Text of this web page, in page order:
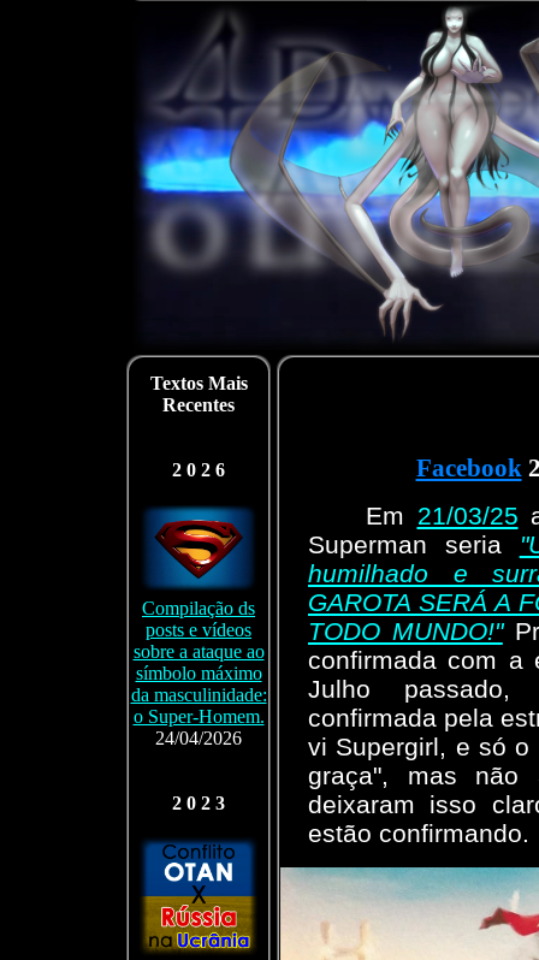
Textos Mais
Recentes
2 0 2 6
Compilação ds
posts e vídeos
sobre a ataque ao
símbolo máximo
da masculinidade:
o Super-Homem.
24/04/2026
2 0 2 3
Facebook
Em 21/03/25
Superman seria
humilhado e
GAROTA SERÁ A
TODO MUNDO!"
confirmada com a
Julho passado,
confirmada pela
vi Supergirl, e só o
graça", mas não
deixaram isso
estão confirmando.